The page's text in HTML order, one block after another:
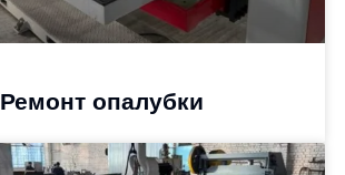
Ремонт опалубки